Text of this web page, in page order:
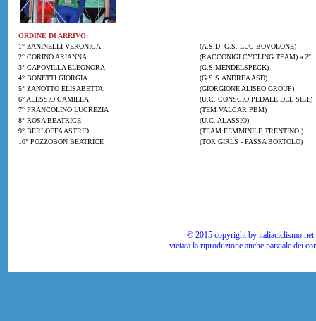
ORDINE DI ARRIVO:
1° ZANINELLI VERONICA
(A.S.D. G.S. LUC BOVOLONE)
2° CORINO ARIANNA
(RACCONIGI CYCLING TEAM) a 2"
3° CAPOVILLA ELEONORA
(G.S.MENDELSPECK)
4° BONETTI GIORGIA
(G.S.S.ANDREA ASD)
5° ZANOTTO ELISABETTA
(GIORGIONE ALISEO GROUP)
6° ALESSIO CAMILLA
(U.C. CONSCIO PEDALE DEL SILE)
7° FRANCOLINO LUCREZIA
(TEM VALCAR PBM)
8° ROSA BEATRICE
(U.C. ALASSIO)
9° BERLOFFA ASTRID
(TEAM FEMMINILE TRENTINO )
10° POZZOBON BEATRICE
(TOR GIRLS - FASSA BORTOLO)
© 2015 copyright by
vietata la riproduzione anche parziale dei